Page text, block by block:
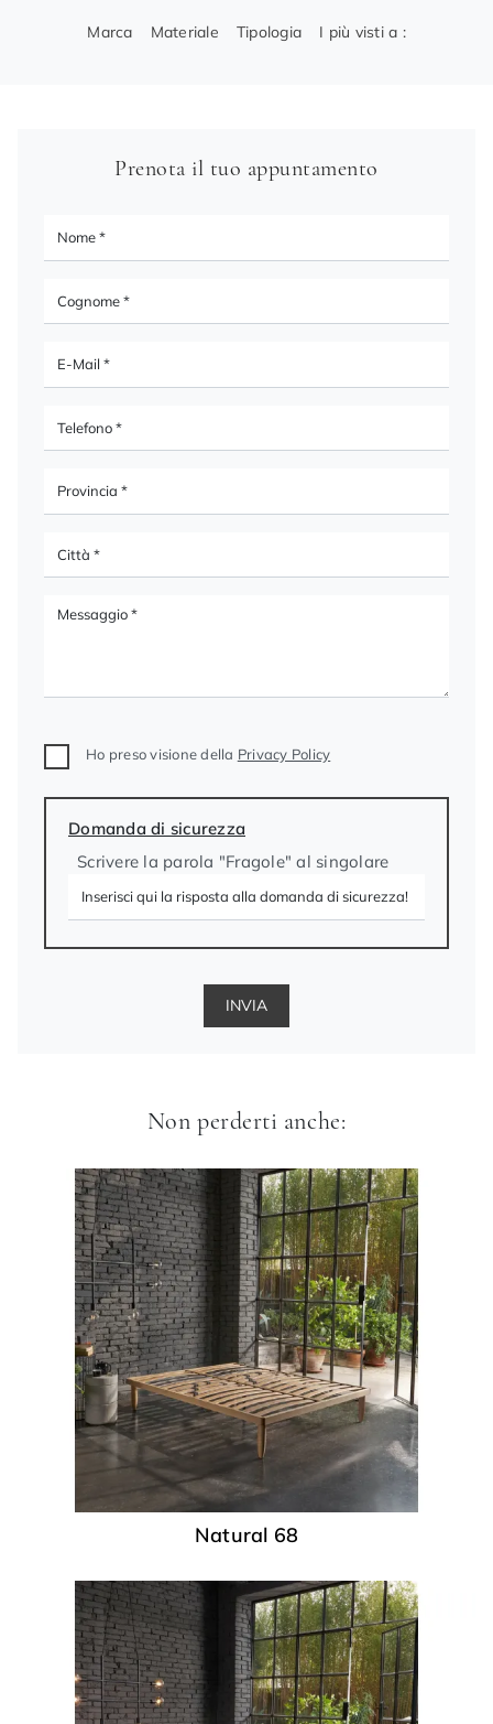
Marca Materiale Tipologia I più visti a :
Prenota il tuo appuntamento
Ho preso visione della Privacy Policy
Domanda di sicurezza
Scrivere la parola "Fragole" al singolare
INVIA
Non perderti anche:
Natural 68